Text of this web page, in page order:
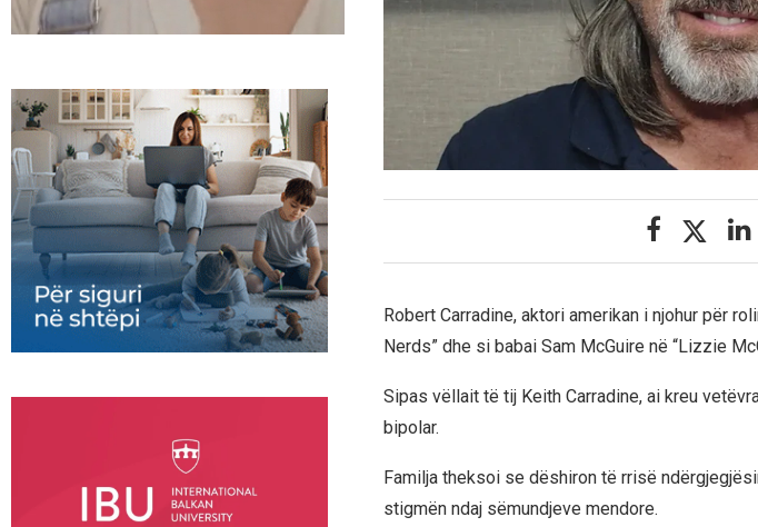
Robert Carradine, aktori amerikan i njohur për
Nerds” dhe si babai Sam McGuire në “Lizzie
Sipas vëllait të tij Keith Carradine, ai kreu
bipolar.
Familja theksoi se dëshiron të rrisë
stigmën ndaj sëmundjeve mendore.